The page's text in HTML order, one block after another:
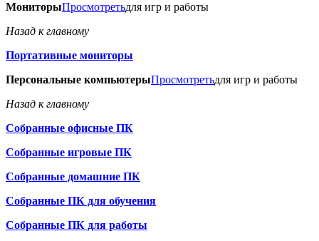
МониторыПросмотретьдля игр и работы
Назад к главному
Портативные мониторы
Персональные компьютерыПросмотретьдля игр и работы
Назад к главному
Собранные офисные ПК
Собранные игровые ПК
Собранные домашние ПК
Собранные ПК для обучения
Собранные ПК для работы